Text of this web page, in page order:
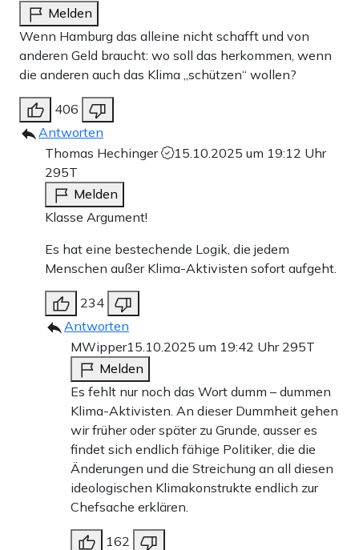
Melden
Wenn Hamburg das alleine nicht schafft und von
anderen Geld braucht: wo soll das herkommen, wenn
die anderen auch das Klima „schützen“ wollen?
406
Antworten
Thomas Hechinger
15.10.2025 um 19:12 Uhr
295T
Melden
Klasse Argument!
Es hat eine bestechende Logik, die jedem
Menschen außer Klima-Aktivisten sofort aufgeht.
234
Antworten
MWipper15.10.2025 um 19:42 Uhr 295T
Melden
Es fehlt nur noch das Wort dumm – dummen
Klima-Aktivisten. An dieser Dummheit gehen
wir früher oder später zu Grunde, ausser es
findet sich endlich fähige Politiker, die die
Änderungen und die Streichung an all diesen
ideologischen Klimakonstrukte endlich zur
Chefsache erklären.
162